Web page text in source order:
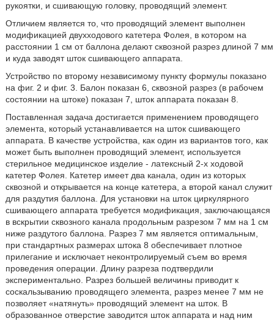
рукоятки, и сшивающую головку, проводящий элемент.
Отличием является то, что проводящий элемент выполнен
модификацией двухходового катетера Фолея, в котором на
расстоянии 1 см от баллона делают сквозной разрез длиной 7 мм
и куда заводят шток сшивающего аппарата.
Устройство по второму независимому пункту формулы показано
на фиг. 2 и фиг. 3. Балон показан 6, сквозной разрез (в рабочем
состоянии на штоке) показан 7, шток аппарата показан 8.
Поставленная задача достигается применением проводящего
элемента, который устанавливается на шток сшивающего
аппарата. В качестве устройства, как один из вариантов того, как
может быть выполнен проводящий элемент, используется
стерильное медицинское изделие - латексный 2-х ходовой
катетер Фолея. Катетер имеет два канала, один из которых
сквозной и открывается на конце катетера, а второй канал служит
для раздутия баллона. Для установки на шток циркулярного
сшивающего аппарата требуется модификация, заключающаяся
в вскрытии сквозного канала продольным разрезом 7 мм на 1 см
ниже раздутого баллона. Разрез 7 мм является оптимальным,
при стандартных размерах штока 8 обеспечивает плотное
прилегание и исключает неконтролируемый съем во время
проведения операции. Длину разреза подтвердили
экспериментально. Разрез большей величины приводит к
соскальзыванию проводящего элемента, разрез менее 7 мм не
позволяет «натянуть» проводящий элемент на шток. В
образованное отверстие заводится шток аппарата и над ним